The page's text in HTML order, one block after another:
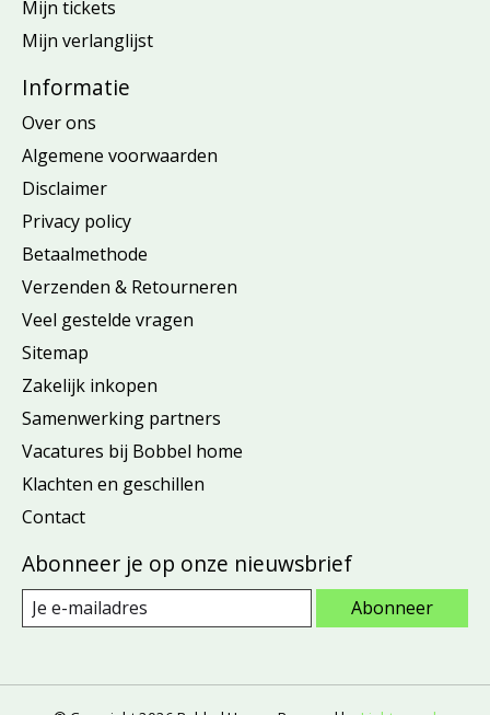
Mijn tickets
Mijn verlanglijst
Informatie
Over ons
Algemene voorwaarden
Disclaimer
Privacy policy
Betaalmethode
Verzenden & Retourneren
Veel gestelde vragen
Sitemap
Zakelijk inkopen
Samenwerking partners
Vacatures bij Bobbel home
Klachten en geschillen
Contact
Abonneer je op onze nieuwsbrief
Abonneer